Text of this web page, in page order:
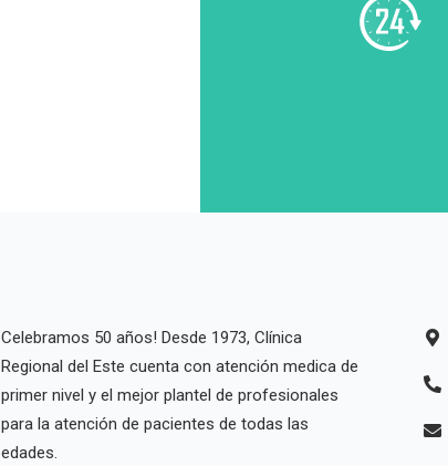
Celebramos 50 años! Desde 1973, Clínica
Regional del Este cuenta con atención medica de
primer nivel y el mejor plantel de profesionales
para la atención de pacientes de todas las
edades.